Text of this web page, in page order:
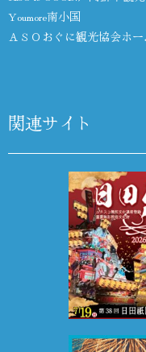
Youmore南小国
ＡＳＯおぐに観光協会ホ
関連サイト